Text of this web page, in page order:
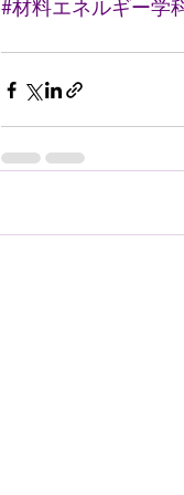
#材料エネルギー学